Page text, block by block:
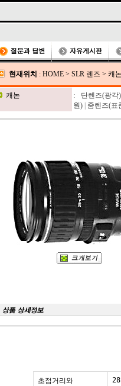
현재위치 : HOME > SLR 렌즈 > 캐
캐논 :
단렌즈(광각)
원)
줌렌즈(표
초점거리와